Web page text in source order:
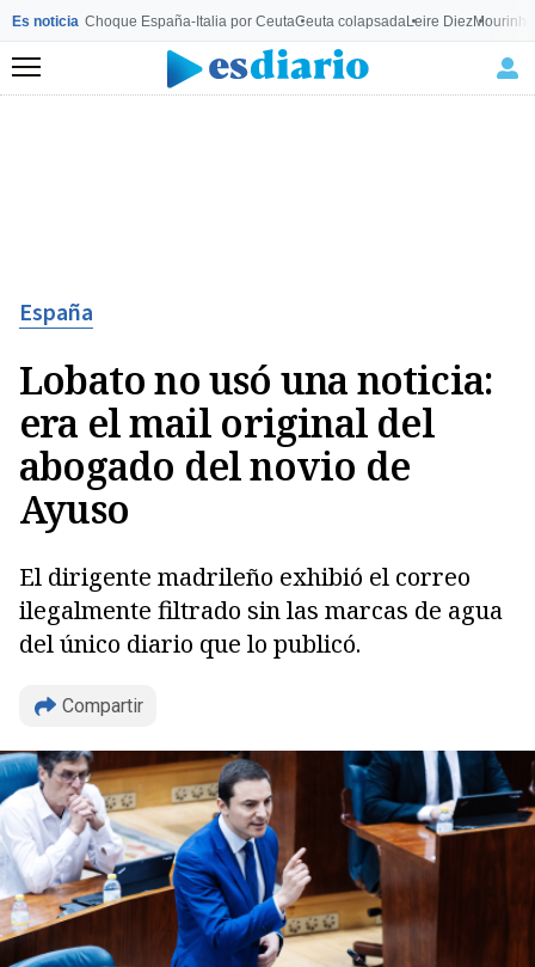
Es noticia Choque España-Italia por CeutaCeuta colapsadaLeire Diez
Menú
España
Lobato no usó una noticia:
era el mail original del
abogado del novio de
Ayuso
El dirigente madrileño exhibió el correo
ilegalmente filtrado sin las marcas de agua
del único diario que lo publicó.
Compartir